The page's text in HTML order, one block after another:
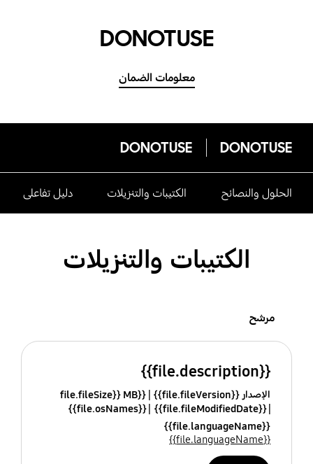
DONOTUSE
معلومات الضمان
DONOTUSE
DONOTUSE
الحلول والنصائح الكتيبات والتنزيلات دليل تفاعلى
الكتيبات والتنزيلات
مرشح
{{file.description}}
الإصدار {{file.fileVersion}}
{{file.fileSize}} MB
{{file.fileModifiedDate}}
{{file.osNames}}
{{file.languageName}}
{{file.languageName}}